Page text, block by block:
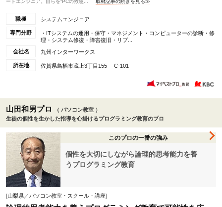
ートエンジニア。自らを“PCの救急...
取材記事の続きを見る≫
職種 システムエンジニア
専門分野
・ITシステムの運用・保守・マネジメント・コンピューターの診断・修
理・システム修復・障害復旧・リプ...
会社名
九州インターワークス
所在地 佐賀県鳥栖市蔵上3丁目155 C-101
山田和男プロ
（ パソコン教室 ）
生徒の個性を生かした指導を心掛けるプログラミング教育のプロ
このプロの一番の強み
個性を大切にしながら論理的思考能力を養
うプログラミング教育
[山梨県／パソコン教室・スクール・講座]